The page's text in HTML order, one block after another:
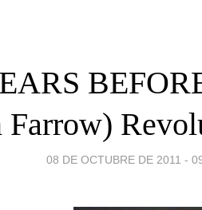
Farrow)
08 DE OCTUBRE DE 2011 -